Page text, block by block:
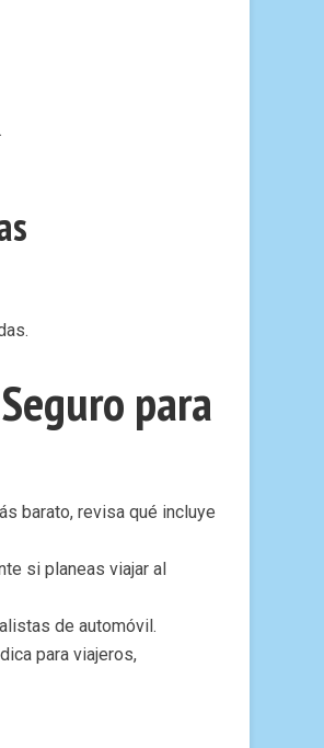
para
barato, revisa qué incluye
si planeas viajar al
de automóvil.
para viajeros,